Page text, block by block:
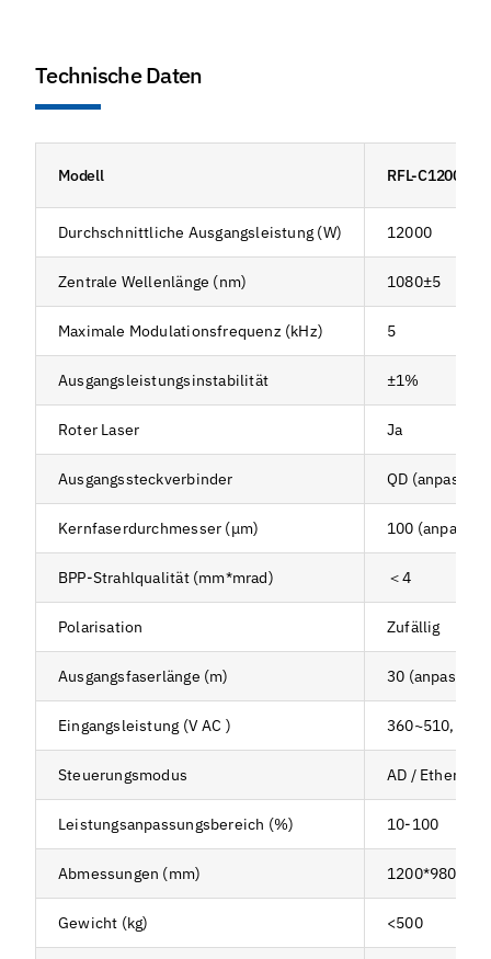
Technische Daten
Modell RFL-
Durchschnittliche Ausgangsleistung (W) 12000
Zentrale Wellenlänge (nm) 1080±5
Maximale Modulationsfrequenz (kHz) 5
Ausgangsleistungsinstabilität ±1%
Roter Laser Ja
Ausgangssteckverbinder QD
Kernfaserdurchmesser (μm) 100
BPP-Strahlqualität (mm*mrad) ＜4
Polarisation Zufällig
Ausgangsfaserlänge (m) 30 (anpassbar)
Eingangsleistung (V AC ) 360~510, 50/
Steuerungsmodus AD / Ethernet
Leistungsanpassungsbereich (%) 10-100
Abmessungen (mm)
Gewicht (kg) <500